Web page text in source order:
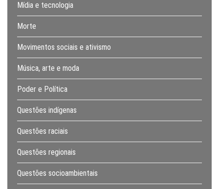
Mídia e tecnologia
Morte
Movimentos sociais e ativismo
Música, arte e moda
Poder e Política
Questões indígenas
Questões raciais
Questões regionais
Questões socioambientais